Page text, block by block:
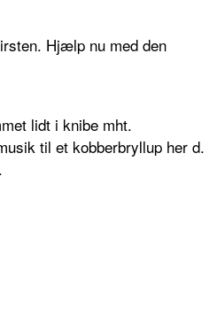
Hjælp nu med den
lidt i knibe mht.
til et kobberbryllup her d.